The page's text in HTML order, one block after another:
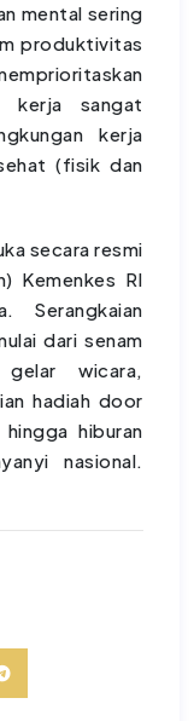
mental sering
produktivitas
kerja sangat
kerja
(fisik dan
secara resmi
Kemenkes RI
Serangkaian
dari senam
wicara,
hadiah door
hiburan
nasional.